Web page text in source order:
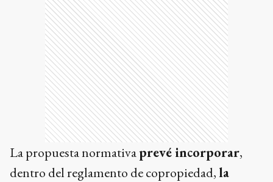
La propuesta normativaprevé incorporar,
dentro del reglamento de copropiedad,la